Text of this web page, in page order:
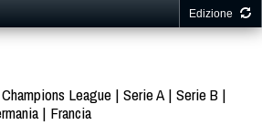
Edizione
Champions League Serie A Serie B
Francia